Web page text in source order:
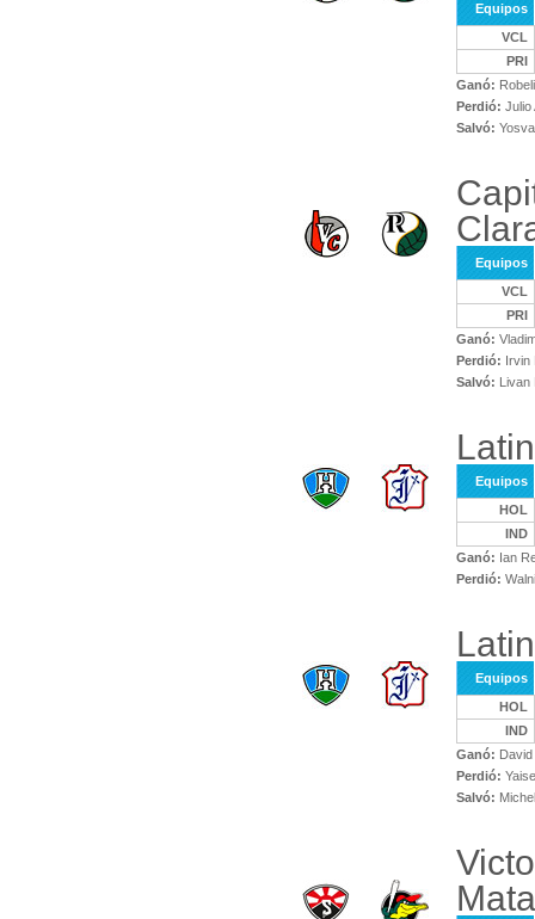
Equipos
VCL
PRI
Ganó:
Perdió: Julio
Salvó:
Equipos
VCL
PRI
Ganó:
Perdió: Irvin
Salvó: Livan
Equipos
HOL
IND
Ganó: Ian
Perdió:
Equipos
HOL
IND
Ganó:
Perdió:
Salvó: